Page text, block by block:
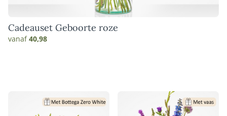
Cadeauset Geboorte roze
vanaf40,98